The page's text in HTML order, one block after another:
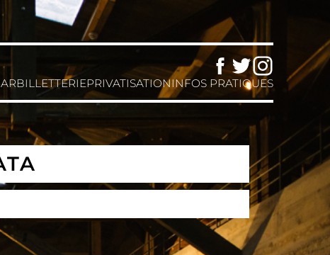
Facebook
TwitterInstagram
BILLETTERIEPRIVATISATIONINFOS PRATIQUES